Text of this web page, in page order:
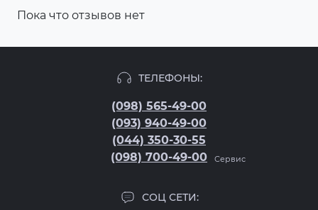
Пока что отзывов нет
ТЕЛЕФОНЫ:
(098) 565-49-00
(093) 940-49-00
(044) 350-30-55
(098) 700-49-00
Сервис
СОЦ СЕТИ: